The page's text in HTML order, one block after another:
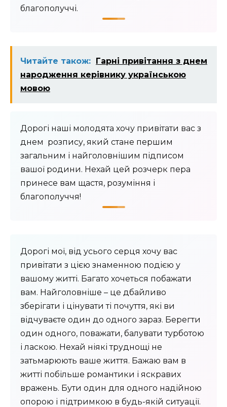
благополуччі.
Читайте також: Гарні привітання з днем
народження керівнику українською
мовою
Дорогі наші молодята хочу привітати вас з
днем ​ розпису, який стане першим
загальним і найголовнішим підписом
вашої родини. Нехай цей розчерк пера
принесе вам щастя, розуміння і
благополуччя!
Дорогі мої, від усього серця хочу вас
привітати з цією знаменною подією у
вашому житті. Багато хочеться побажати
вам. Найголовніше – це дбайливо
зберігати і цінувати ті почуття, які ви
відчуваєте один до одного зараз. Берегти
один одного, поважати, балувати турботою
і ласкою. Нехай ніякі труднощі не
затьмарюють ваше життя. Бажаю вам в
житті побільше романтики і яскравих
вражень. Бути один для одного надійною
опорою і підтримкою в будь-якій ситуації.